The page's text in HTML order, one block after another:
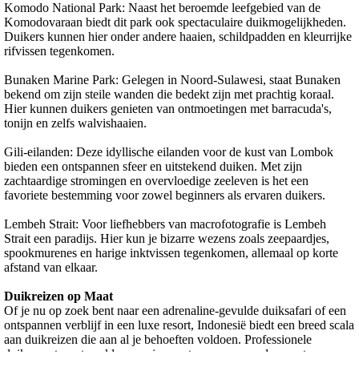
Komodo National Park: Naast het beroemde leefgebied van de
Komodovaraan biedt dit park ook spectaculaire duikmogelijkheden.
Duikers kunnen hier onder andere haaien, schildpadden en kleurrijke
rifvissen tegenkomen.
Bunaken Marine Park: Gelegen in Noord-Sulawesi, staat Bunaken
bekend om zijn steile wanden die bedekt zijn met prachtig koraal.
Hier kunnen duikers genieten van ontmoetingen met barracuda's,
tonijn en zelfs walvishaaien.
Gili-eilanden: Deze idyllische eilanden voor de kust van Lombok
bieden een ontspannen sfeer en uitstekend duiken. Met zijn
zachtaardige stromingen en overvloedige zeeleven is het een
favoriete bestemming voor zowel beginners als ervaren duikers.
Lembeh Strait: Voor liefhebbers van macrofotografie is Lembeh
Strait een paradijs. Hier kun je bizarre wezens zoals zeepaardjes,
spookmurenes en harige inktvissen tegenkomen, allemaal op korte
afstand van elkaar.
Duikreizen op Maat
Of je nu op zoek bent naar een adrenaline-gevulde duiksafari of een
ontspannen verblijf in een luxe resort, Indonesië biedt een breed scala
aan duikreizen die aan al je behoeften voldoen. Professionele
duikoperators staan klaar om je mee te nemen naar de meest